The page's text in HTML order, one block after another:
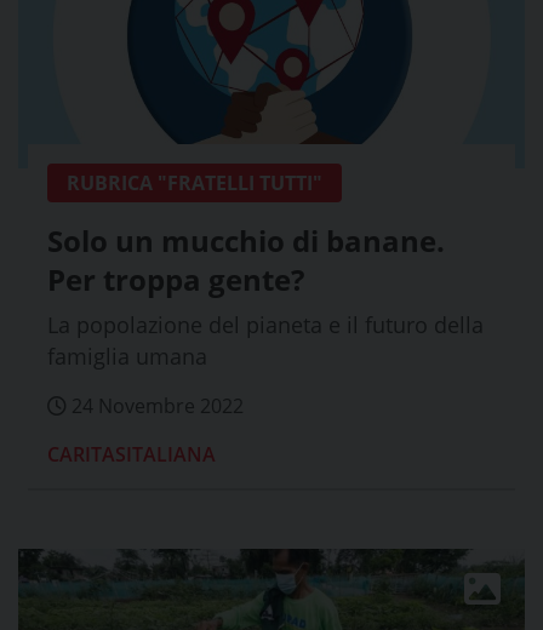
RUBRICA "FRATELLI TUTTI"
Solo un mucchio di banane.
Per troppa gente?
La popolazione del pianeta e il futuro della
famiglia umana
24 Novembre 2022
CARITASITALIANA